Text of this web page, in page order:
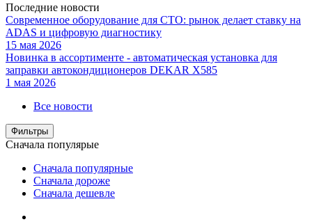
Последние новости
Современное оборудование для СТО: рынок делает ставку на
ADAS и цифровую диагностику
15 мая 2026
Новинка в ассортименте - автоматическая установка для
заправки автокондиционеров DEKAR X585
1 мая 2026
Все новости
Фильтры
Сначала популярые
Сначала популярные
Сначала дороже
Сначала дешевле